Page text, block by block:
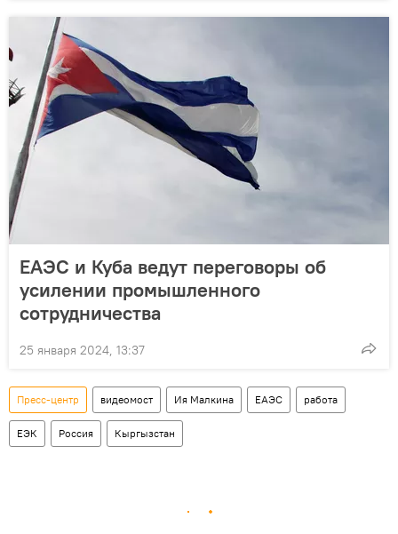
ЕАЭС и Куба ведут переговоры об
усилении промышленного
сотрудничества
25 января 2024, 13:37
Пресс-центр видеомост Ия Малкина ЕАЭС работа
ЕЭК Россия Кыргызстан